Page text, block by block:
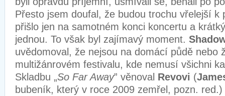
Přesto jsem doufal, že budou trochu vřelejší k
přišlo jen na samotném konci koncertu a
jednou. To však byl zajímavý moment.
uvědomoval, že nejsou na domácí půdě nebo
multižánrovém festivalu, kde nemusí všichni
Skladbu „So Far Away” věnoval Revovi (
bubeník, který v roce 2009 zemřel, pozn.